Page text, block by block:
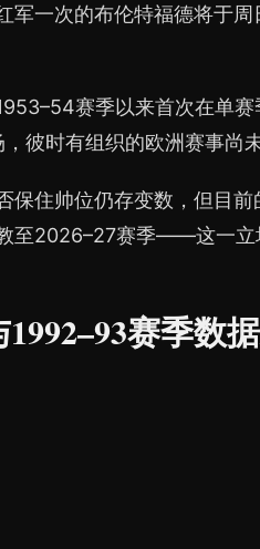
军一次的布伦特福德将于
赛季以来首次在单
彼时有组织的欧洲赛事尚未
保住帅位仍存变数，但目
至2026–27赛季——这一立
赛季数